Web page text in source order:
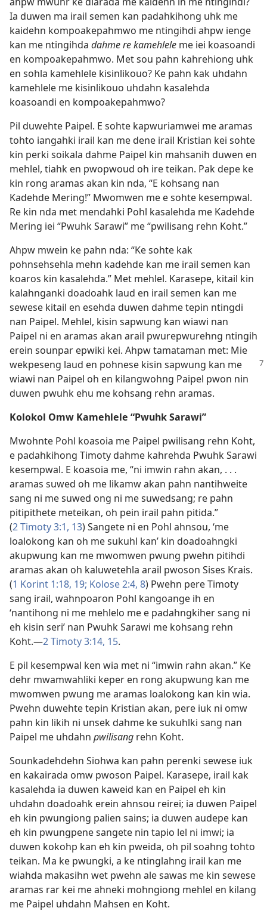
Ia duwen ma irail semen kan padahkihong uhk me
kaidehn kompoakepahmwo me ntingihdi ahpw ienge
kan me ntingihda dahme re kamehlele me iei koasoandi
en kompoakepahmwo. Met sou pahn kahrehiong uhk
en sohla kamehlele kisinlikouo? Ke pahn kak uhdahn
kamehlele me kisinlikouo uhdahn kasalehda
koasoandi en kompoakepahmwo?
Pil duwehte Paipel. E sohte kapwuriamwei me aramas
tohto iangahki irail kan me dene irail Kristian kei sohte
kin perki soikala dahme Paipel kin mahsanih duwen en
mehlel, tiahk en pwopwoud oh ire teikan. Pak depe ke
kin rong aramas akan kin nda, “E kohsang nan
Kadehde Mering!” Mwomwen me e sohte kesempwal.
Re kin nda met mendahki Pohl kasalehda me Kadehde
Mering iei “Pwuhk Sarawi” me “pwilisang rehn Koht.”
Ahpw mwein ke pahn nda: “Ke sohte kak
pohnsehsehla mehn kadehde kan me irail semen kan
koaros kin kasalehda.” Met mehlel. Karasepe, kitail kin
kalahnganki doadoahk laud en irail semen kan me
sewese kitail en esehda duwen dahme tepin ntingdi
nan Paipel. Mehlel, kisin sapwung kan wiawi nan
Paipel ni en aramas akan arail pwurepwurehng ntingih
erein sounpar epwiki kei. Ahpw tamataman met: Mie
wekpeseng laud en pohnese kisin sapwung kan me
wiawi nan Paipel oh en kilangwohng Paipel pwon nin
duwen pwuhk ehu me kohsang rehn aramas.
Kolokol Omw Kamehlele “Pwuhk Sarawi”
Mwohnte Pohl koasoia me Paipel pwilisang rehn Koht,
e padahkihong Timoty dahme kahrehda Pwuhk Sarawi
kesempwal. E koasoia me, “ni imwin rahn akan, . . .
aramas suwed oh me likamw akan pahn nantihweite
sang ni me suwed ong ni me suwedsang; re pahn
pitipithete meteikan, oh pein irail pahn pitida.”
(2 Timoty 3:1, 13) Sangete ni en Pohl ahnsou, ‘me
loalokong kan oh me sukuhl kan’ kin doadoahngki
akupwung kan me mwomwen pwung pwehn pitihdi
aramas akan oh kaluwetehla arail pwoson Sises Krais.
(1 Korint 1:18, 19; Kolose 2:4, 8) Pwehn pere Timoty
sang irail, wahnpoaron Pohl kangoange ih en
‘nantihong ni me mehlelo me e padahngkiher sang ni
eh kisin seri’ nan Pwuhk Sarawi me kohsang rehn
Koht.​—2 Timoty 3:14, 15.
E pil kesempwal ken wia met ni “imwin rahn akan.” Ke
dehr mwamwahliki keper en rong akupwung kan me
mwomwen pwung me aramas loalokong kan kin wia.
Pwehn duwehte tepin Kristian akan, pere iuk ni omw
pahn kin likih ni unsek dahme ke sukuhlki sang nan
Paipel me uhdahn pwilisang rehn Koht.
Sounkadehdehn Siohwa kan pahn perenki sewese iuk
en kakairada omw pwoson Paipel. Karasepe, irail kak
kasalehda ia duwen kaweid kan en Paipel eh kin
uhdahn doadoahk erein ahnsou reirei; ia duwen Paipel
eh kin pwungiong palien sains; ia duwen audepe kan
eh kin pwungpene sangete nin tapio lel ni imwi; ia
duwen kokohp kan eh kin pweida, oh pil soahng tohto
teikan. Ma ke pwungki, a ke ntinglahng irail kan me
wiahda makasihn wet pwehn ale sawas me kin sewese
aramas rar kei me ahneki mohngiong mehlel en kilang
me Paipel uhdahn Mahsen en Koht.